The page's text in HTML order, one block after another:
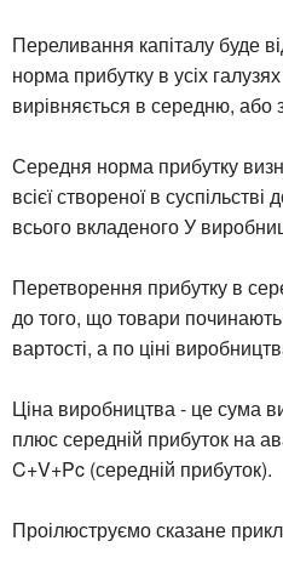
Переливання капіталу буде
норма прибутку в усіх
вирівняється в середню, або
Середня норма прибутку
всієї створеної в суспільстві
всього вкладеного У
Перетворення прибутку в
до того, що товари
вартості, а по ціні
Ціна виробництва - це сума
плюс середній прибуток на
C+V+Pc (середній прибуток).
Проілюструємо сказане